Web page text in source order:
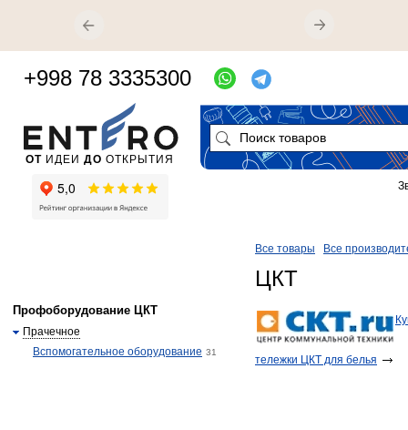
Все товары Все
ЦКТ
тележки ЦКТ для белья
Профоборудование ЦКТ
Прачечное
Вспомогательное оборудование 31
ОТ ИДЕИ ДО ОТКРЫТИЯ
+998 78 3335300